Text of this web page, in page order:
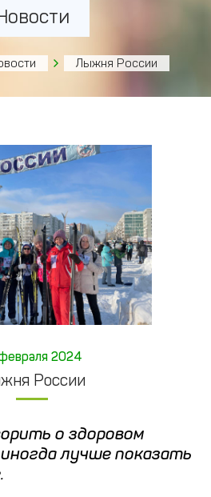
Лыжня России
2024
России
о здоровом
лучше показать